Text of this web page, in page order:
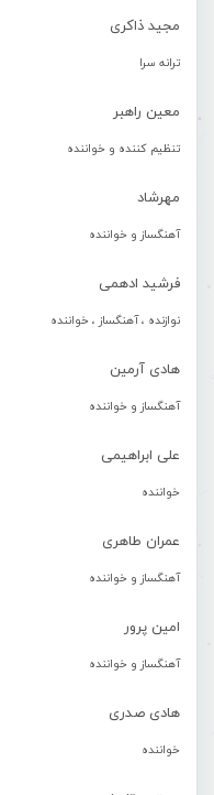
مجید ذاکری
ترانه سرا
معین راهبر
تنظیم کننده و خواننده
مهرشاد
آهنگساز و خواننده
فرشید ادهمی
نوازنده ، آهنگساز ، خواننده
هادی آرمین
آهنگساز و خواننده
علی ابراهیمی
خواننده
عمران طاهری
آهنگساز و خواننده
امین پرور
آهنگساز و خواننده
هادی صدری
خواننده